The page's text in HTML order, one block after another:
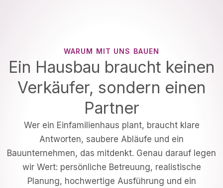
WARUM MIT UNS BAUEN
Ein Hausbau braucht keinen
Verkäufer, sondern einen
Partner
Wer ein Einfamilienhaus plant, braucht klare
Antworten, saubere Abläufe und ein
Bauunternehmen, das mitdenkt. Genau darauf legen
wir Wert: persönliche Betreuung, realistische
Planung, hochwertige Ausführung und ein